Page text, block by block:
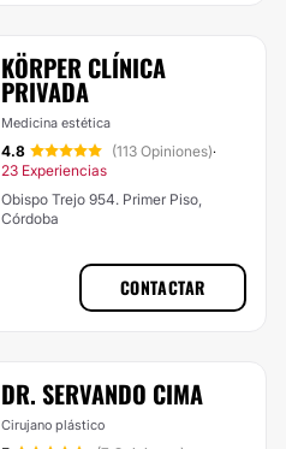
KÖRPER CLÍNICA
PRIVADA
Medicina estética
4.8 (113 Opiniones)·
23 Experiencias
Obispo Trejo 954. Primer Piso,
Córdoba
CONTACTAR
DR. SERVANDO CIMA
Cirujano plástico